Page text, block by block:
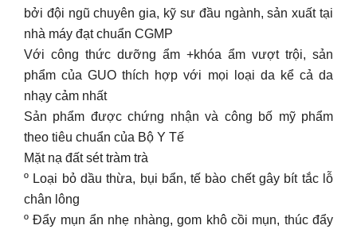
bởi đội ngũ chuyên gia, kỹ sư đầu ngành, sản xuất tại
nhà máy đạt chuẩn CGMP
Với công thức dưỡng ẩm +khóa ẩm vượt trội, sản
phẩm của GUO thích hợp với mọi loại da kể cả da
nhạy cảm nhất
Sản phẩm được chứng nhận và công bố mỹ phẩm
theo tiêu chuẩn của Bộ Y Tế
Mặt nạ đất sét tràm trà
º Loại bỏ dầu thừa, bụi bẩn, tế bào chết gây bít tắc lỗ
chân lông
º Đẩy mụn ẩn nhẹ nhàng, gom khô cồi mụn, thúc đẩy